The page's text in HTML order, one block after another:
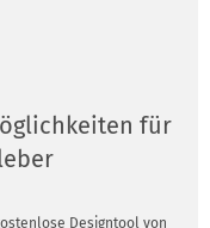
für
Designtool von